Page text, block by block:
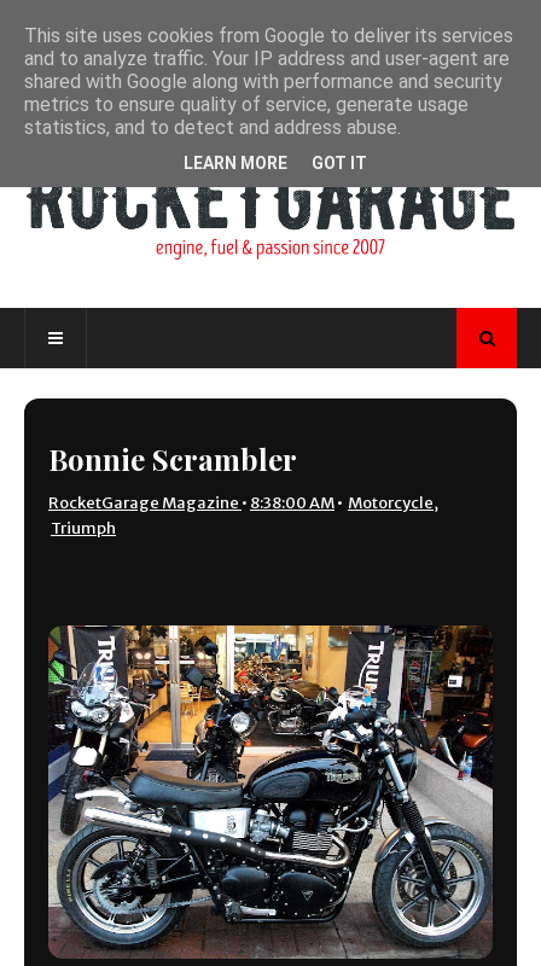
Bonnie Scrambler
RocketGarage Magazine • 8:38:00 AM• Motorcycle,
Triumph
This site uses cookies from Google to deliver its services
and to analyze traffic. Your IP address and user-agent are
shared with Google along with performance and security
metrics to ensure quality of service, generate usage
statistics, and to detect and address abuse.
LEARN MORE GOT IT